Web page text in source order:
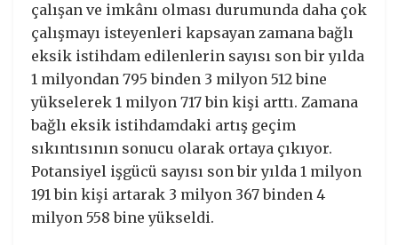
çalışan ve imkânı olması durumunda daha çok
çalışmayı isteyenleri kapsayan zamana bağlı
eksik istihdam edilenlerin sayısı son bir yılda
1 milyondan 795 binden 3 milyon 512 bine
yükselerek 1 milyon 717 bin kişi arttı. Zamana
bağlı eksik istihdamdaki artış geçim
sıkıntısının sonucu olarak ortaya çıkıyor.
Potansiyel işgücü sayısı son bir yılda 1 milyon
191 bin kişi artarak 3 milyon 367 binden 4
milyon 558 bine yükseldi.